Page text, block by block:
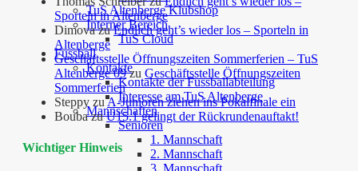
TuS Altenberge Klubshop
Interner Bereich
TuS Cloud
Fussball
Kontakte
Kontakte der Fussballabteilung
Interesse am TuS Altenberge
Mannschaften
Senioren
1. Mannschaft
2. Mannschaft
3. Mannschaft
Sporteln in Altenberge
DimovazuEndlich geht’s wieder los – Sporteln in
Altenberge
Geschäftsstelle Öffnungszeiten Sommerferien – TuS
Altenberge 09zu Geschäftsstelle Öffnungszeiten
Sommerferien
Steppy zuA-Junioren ziehen ins Pokalfinale ein
BoubazuU15.1 gelingt der Rückrundenauftakt!
Wichtiger Hinweis